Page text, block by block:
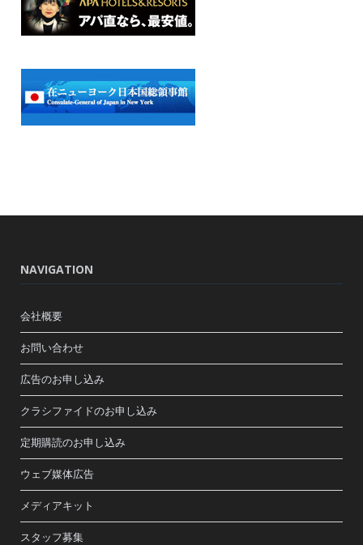
NAVIGATION
会社概要
お問い合わせ
広告のお申し込み
クラシファイドのお申し込み
定期購読のお申し込み
ウェブ媒体広告
メディアキット
スタッフ募集